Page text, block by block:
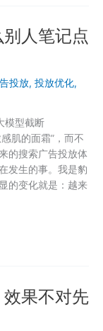
人笔记点
投放, 投放优化,
模型截断
肌的面霜”，而不
的搜索广告投放体
发生的事。我是豹
的变化就是：越来
果不对先